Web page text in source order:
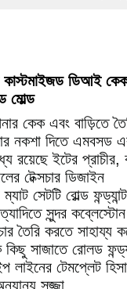
কাস্টমাইজড ডিআই
মোল্ড
কেক এবং বাড়িতে
নকশা দিতে এমবসড
রয়েছে ইটের প্রাচীর,
টেক্সচার ডিজাইন
সেটটি রোল্ড
সুন্দর
তৈরি করতে
সাজাতে রোলড
লাইনের টেমপ্লেট
সজ্জা